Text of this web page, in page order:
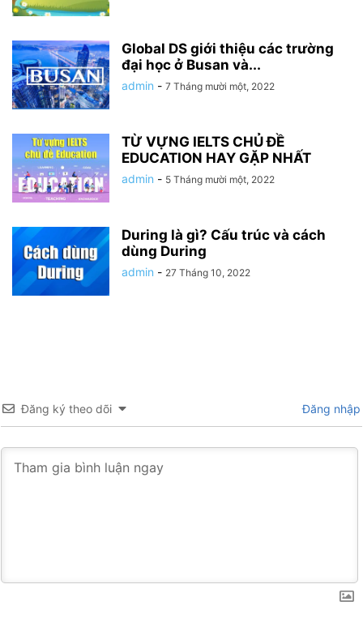
Global DS giới thiệu các trường
đại học ở Busan và...
admin - 7 Tháng mười một, 2022
TỪ VỰNG IELTS CHỦ ĐỀ
EDUCATION HAY GẶP NHẤT
admin - 5 Tháng mười một, 2022
During là gì? Cấu trúc và cách
dùng During
admin - 27 Tháng 10, 2022
Đăng ký theo dõi Đăng nhập